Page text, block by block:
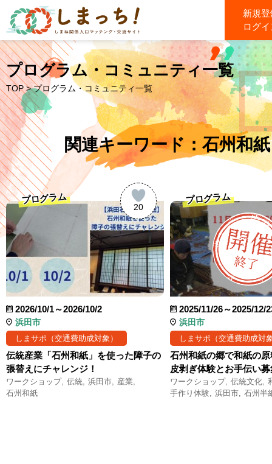
新規
ログ
プログラム・コミュニティ一覧
TOP > プログラム・コミュニティ一覧
関連キーワード：石州和紙
20
プログラム
2026/10/1～2026/10/2
浜田市
しまサポ（交通費助成対象）
伝統産業「石州和紙」を使った障子の
張替えにチャレンジ！
ワークショップ 伝統 浜田市
産業
石州和紙
プログラム
2025/11/26～2025/12/
浜田市
しまサポ（交通費助成対
石州和紙の郷で和紙の
皮剥ぎ体験とお手伝い
ワークショップ 伝統文化
手作り体験
浜田市 石州半